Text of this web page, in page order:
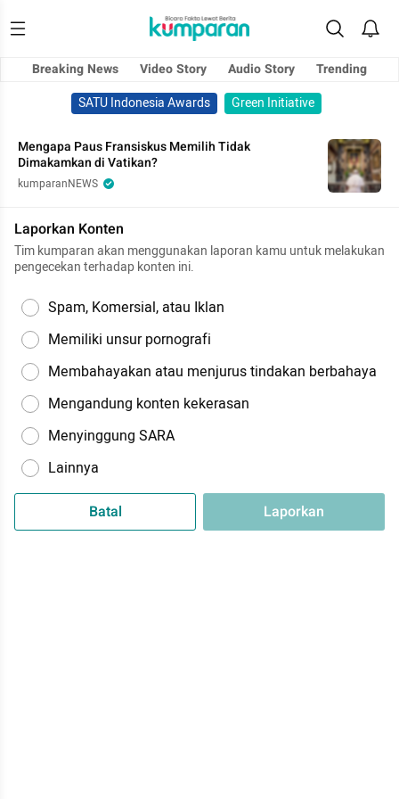
Breaking News Video Story Audio Story
Trending
SATU Indonesia Awards
Green Initiative
Mengapa Paus Fransiskus Memilih Tidak
Dimakamkan di Vatikan?
kumparanNEWS
Laporkan Konten
Tim kumparan akan menggunakan laporan kamu untuk melakukan
pengecekan terhadap konten ini.
Spam, Komersial, atau Iklan
Memiliki unsur pornografi
Membahayakan atau menjurus tindakan berbahaya
Mengandung konten kekerasan
Menyinggung SARA
Lainnya
Batal Laporkan